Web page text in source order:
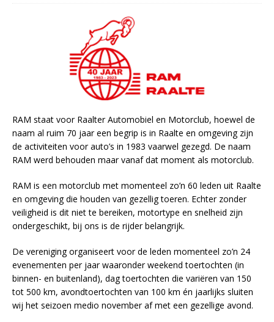
RAM staat voor Raalter Automobiel en Motorclub, hoewel de
naam al ruim 70 jaar een begrip is in Raalte en omgeving zijn
de activiteiten voor auto’s in 1983 vaarwel gezegd. De naam
RAM werd behouden maar vanaf dat moment als motorclub.
RAM is een motorclub met momenteel zo’n 60 leden uit Raalte
en omgeving die houden van gezellig toeren. Echter zonder
veiligheid is dit niet te bereiken, motortype en snelheid zijn
ondergeschikt, bij ons is de rijder belangrijk.
De vereniging organiseert voor de leden momenteel zo’n 24
evenementen per jaar waaronder weekend toertochten (in
binnen- en buitenland), dag toertochten die variëren van 150
tot 500 km, avondtoertochten van 100 km én jaarlijks sluiten
wij het seizoen medio november af met een gezellige avond.